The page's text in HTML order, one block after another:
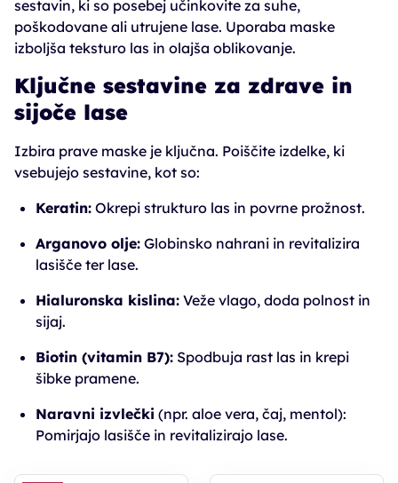
sestavin, ki so posebej učinkovite za suhe,
poškodovane ali utrujene lase. Uporaba maske
izboljša teksturo las in olajša oblikovanje.
Ključne sestavine za zdrave in
sijoče lase
Izbira prave maske je ključna. Poiščite izdelke, ki
vsebujejo sestavine, kot so:
Keratin: Okrepi strukturo las in povrne prožnost.
Arganovo olje: Globinsko nahrani in revitalizira
lasišče ter lase.
Hialuronska kislina: Veže vlago, doda polnost in
sijaj.
Biotin (vitamin B7): Spodbuja rast las in krepi
šibke pramene.
Naravni izvlečki (npr. aloe vera, čaj, mentol):
Pomirjajo lasišče in revitalizirajo lase.